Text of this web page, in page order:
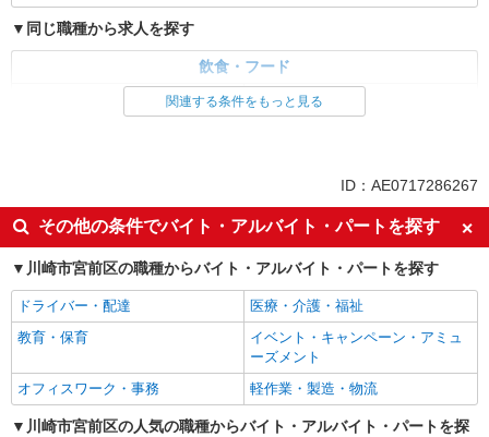
同じ職種から求人を探す
飲食・フード
ファストフード・デリ
調理・調理補助・調理師
大学生歓迎
ミドル（40代～）活躍中
週2～3日勤務OK
短時間勤務（1日4h以内）OK
深夜
車通勤OK
扶養内勤務OK
交通費支給
社会保険あり
まかない・食事補助
関連する条件をもっと見る
ID：AE0717286267
その他の条件でバイト・アルバイト・パートを探す
川崎市宮前区の職種からバイト・アルバイト・パートを探す
ドライバー・配達
医療・介護・福祉
教育・保育
イベント・キャンペーン・アミュ
ーズメント
オフィスワーク・事務
軽作業・製造・物流
川崎市宮前区の人気の職種からバイト・アルバイト・パートを探